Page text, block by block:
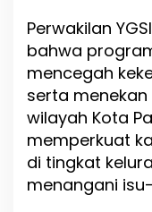
Perwakilan
bahwa
mencegah
serta
wilayah Kota
memperkuat
di tingkat
menangani